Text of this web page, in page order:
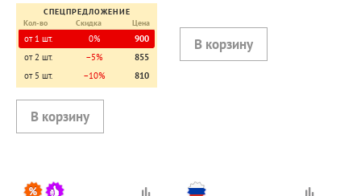
СПЕЦПРЕДЛОЖЕНИЕ
Кол-во
Скидка Цена
от 1 шт. 0%
900
от 2 шт.
−5%
855
от 5 шт.
−10% 810